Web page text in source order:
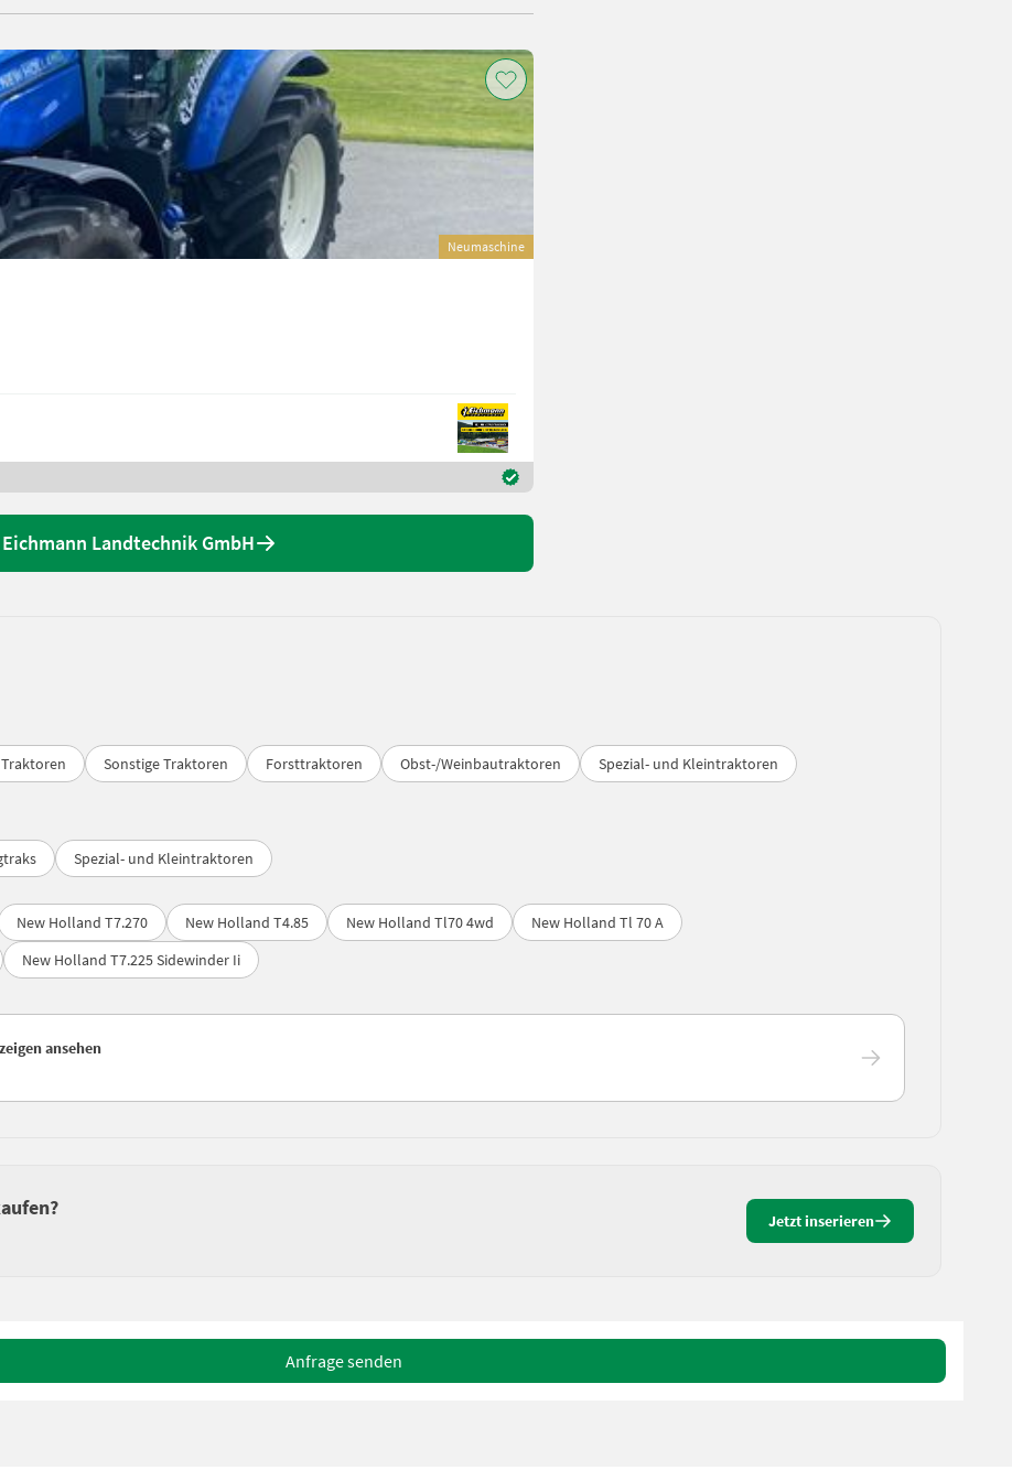
Neumaschine
Landtechnik GmbH
Sonstige Traktoren Forsttraktoren Obst-/Weinbautraktoren Spezial- und Kleintraktoren
Spezial- und Kleintraktoren
New Holland T7.270 New Holland T4.85 New Holland Tl70 4wd
New Holland Tl 70 A
New Holland T7.225 Sidewinder Ii
ansehen
Jetzt inserieren
Anfrage senden